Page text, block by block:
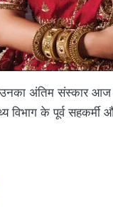
उनका अंतिम संस्कार
विभाग के पूर्व